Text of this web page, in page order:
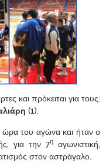
και πρόκειται για τους:
(1).
του αγώνα και ήταν ο
για την 7ηαγωνιστική,
στον αστράγαλο.